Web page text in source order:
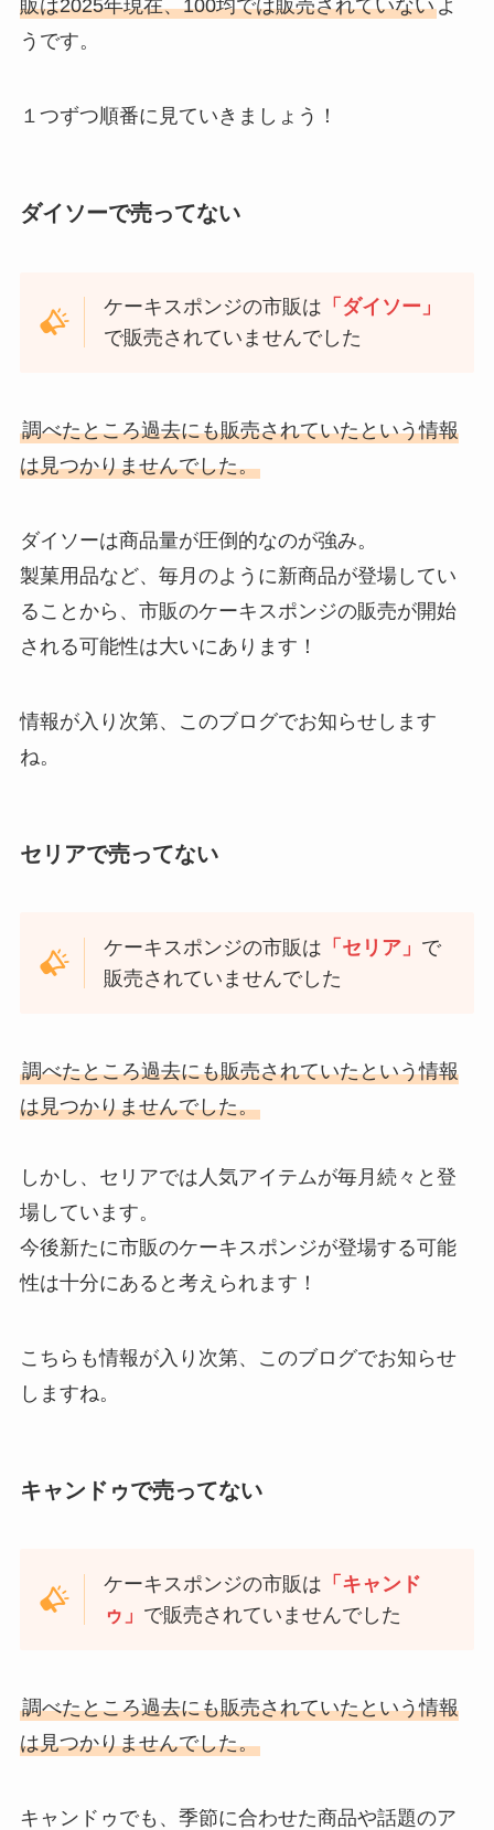
販は2025年現在、100均では販売されていないよ
うです。
１つずつ順番に見ていきましょう！
ダイソーで売ってない
ケーキスポンジの市販は 「ダイソー」
で販売されていませんでした
調べたところ過去にも販売されていたという情報
は見つかりませんでした。
ダイソーは商品量が圧倒的なのが強み。
製菓用品など、毎月のように新商品が登場してい
ることから、市販のケーキスポンジの販売が開始
される可能性は大いにあります！
情報が入り次第、このブログでお知らせします
ね。
セリアで売ってない
ケーキスポンジの市販は 「セリア」 で
販売されていませんでした
調べたところ過去にも販売されていたという情報
は見つかりませんでした。
しかし、セリアでは人気アイテムが毎月続々と登
場しています。
今後新たに市販のケーキスポンジが登場する可能
性は十分にあると考えられます！
こちらも情報が入り次第、このブログでお知らせ
しますね。
キャンドゥで売ってない
ケーキスポンジの市販は 「キャンド
ゥ」 で販売されていませんでした
調べたところ過去にも販売されていたという情報
は見つかりませんでした。
キャンドゥでも、季節に合わせた商品や話題のア